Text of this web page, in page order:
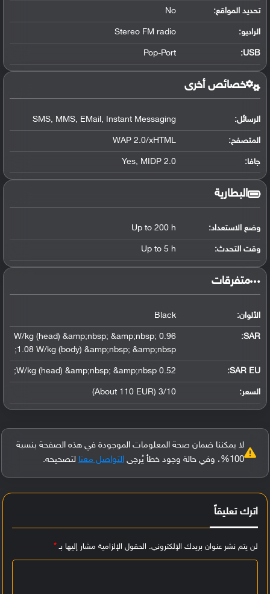
تحديد المواقع:
No
الراديو: Stereo FM radio
USB
:
Pop-Port
خصائص أخرى
الرسائل: SMS, MMS, EMail, Instant Messaging
المتصفح: WAP 2.0/xHTML
جافا: Yes, MIDP 2.0
البطارية
وضع الاستعداد: Up to 200 h
وقت التحدث: Up to 5 h
‏متفرقات‏
الألوان: Black
SAR
:
0.96 W/kg (head) &amp;nbsp; &amp;nbsp;
1.08 W/kg (body) &amp;nbsp; &amp;nbsp;
SAR EU:
0.52 W/kg (head) &amp;nbsp; &amp;nbsp;
السعر: 3/10 (About 110 EUR)
لا يمكننا ضمان صحة المعلومات الموجودة في هذه الصفحة بنسبة
100%، وفي حالة وجود خطأ يُرجى
التواصل معنا لتصحيحه.
اترك تعليقاً
لن يتم نشر عنوان بريدك الإلكتروني. الحقول الإلزامية مشار إليها بـ*